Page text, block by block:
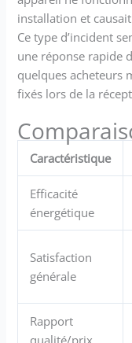
installation et
Ce type d’incident
une réponse rapide
quelques acheteurs
fixés lors de la
Caractéristique
Efficacité
énergétique
Satisfaction
générale
Rapport